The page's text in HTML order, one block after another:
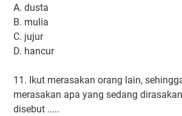
A. dusta
B. mulia
C. jujur
D. hancur
11. Ikut merasakan orang lain,
merasakan apa yang sedang
disebut .....